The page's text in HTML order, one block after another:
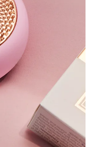
Set
18% PAP gel
set
LED mask
massager
化
Therapy
Therapy
计送达日期
计送达日期
预计送达日期 8/10/26
预计送达日期8/10/26
预计送达日期8/10/26